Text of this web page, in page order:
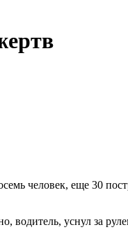
человек, еще 30
водитель, уснул за